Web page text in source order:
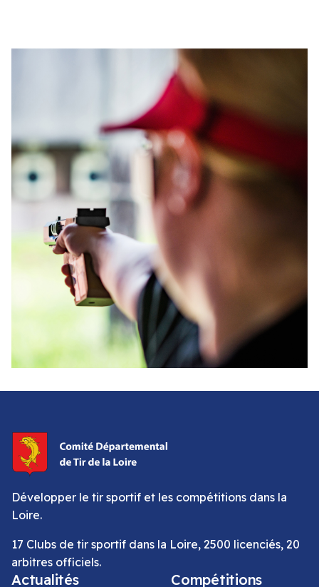
Développer le tir sportif et les compétitions dans la
Loire.
17 Clubs de tir sportif dans la Loire, 2500 licenciés, 20
arbitres officiels.
Actualités Compétitions